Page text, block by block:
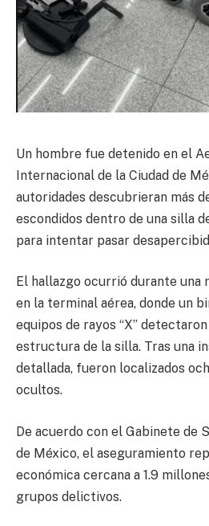
Un hombre fue detenido en el
Internacional de la Ciudad de
autoridades descubrieran más
escondidos dentro de una silla
para intentar pasar
El hallazgo ocurrió durante una
en la terminal aérea, donde un
equipos de rayos “X”
estructura de la silla. Tras una
detallada, fueron localizados
ocultos.
De acuerdo con el Gabinete de
de México, el aseguramiento
económica cercana a 1.9
grupos delictivos.